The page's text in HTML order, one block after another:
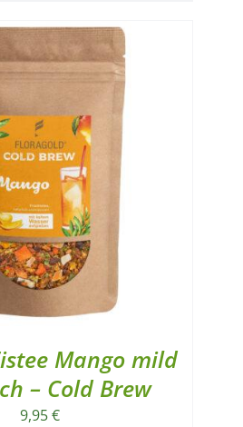
Mango mild
– Cold Brew
9,95€